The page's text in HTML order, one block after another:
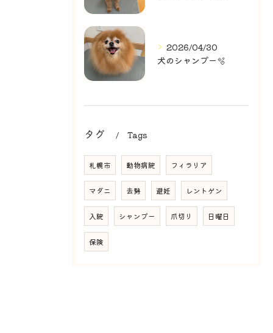
2026/04/30
犬のシャンプー🫧
タグ Tags
札幌市 動物病院 フィラリア
マダニ 去勢 避妊 レントゲン
入院 シャンプー 爪切り 日曜日
保険